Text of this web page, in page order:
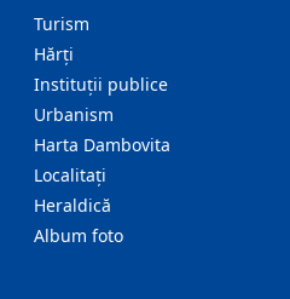
Turism
Hărţi
Instituţii publice
Urbanism
Harta Dambovita
Localitaţi
Heraldică
Album foto